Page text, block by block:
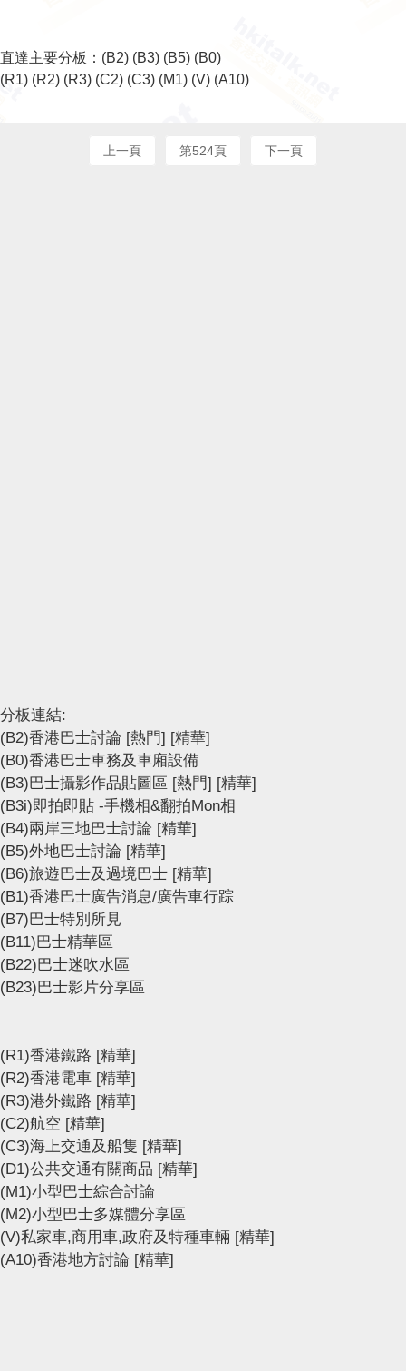
直達主要分板： (B2) (B3) (B5) (B0)
(R1) (R2) (R3) (C2) (C3) (M1) (V) (A10)
上一頁 第524頁 下一頁
分板連結:
(B2)香港巴士討論 [熱門] [精華]
(B0)香港巴士車務及車廂設備
(B3)巴士攝影作品貼圖區 [熱門] [精華]
(B3i)即拍即貼 -手機相&翻拍Mon相
(B4)兩岸三地巴士討論 [精華]
(B5)外地巴士討論 [精華]
(B6)旅遊巴士及過境巴士 [精華]
(B1)香港巴士廣告消息/廣告車行踪
(B7)巴士特別所見
(B11)巴士精華區
(B22)巴士迷吹水區
(B23)巴士影片分享區
(R1)香港鐵路 [精華]
(R2)香港電車 [精華]
(R3)港外鐵路 [精華]
(C2)航空 [精華]
(C3)海上交通及船隻 [精華]
(D1)公共交通有關商品 [精華]
(M1)小型巴士綜合討論
(M2)小型巴士多媒體分享區
(V)私家車,商用車,政府及特種車輛 [精華]
(A10)香港地方討論 [精華]